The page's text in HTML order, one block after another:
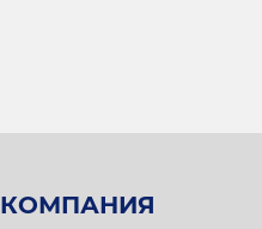
КОМПАНИЯ